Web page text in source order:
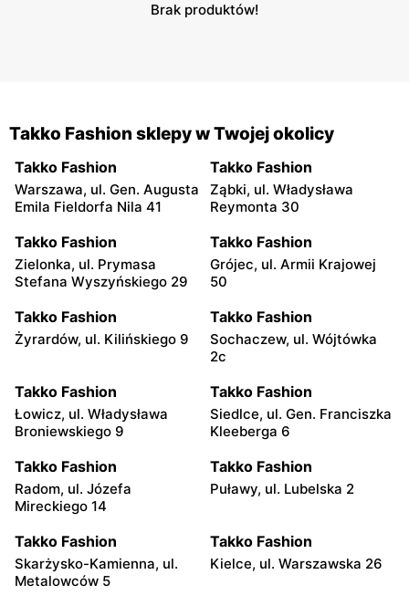
Brak produktów!
Takko Fashion sklepy w Twojej okolicy
Takko Fashion
Warszawa, ul. Gen. Augusta
Emila Fieldorfa Nila 41
Takko Fashion
Ząbki, ul. Władysława
Reymonta 30
Takko Fashion
Zielonka, ul. Prymasa
Stefana Wyszyńskiego 29
Takko Fashion
Grójec, ul. Armii Krajowej
50
Takko Fashion
Żyrardów, ul. Kilińskiego 9
Takko Fashion
Sochaczew, ul. Wójtówka
2c
Takko Fashion
Łowicz, ul. Władysława
Broniewskiego 9
Takko Fashion
Siedlce, ul. Gen. Franciszka
Kleeberga 6
Takko Fashion
Radom, ul. Józefa
Mireckiego 14
Takko Fashion
Puławy, ul. Lubelska 2
Takko Fashion
Skarżysko-Kamienna, ul.
Metalowców 5
Takko Fashion
Kielce, ul. Warszawska 26